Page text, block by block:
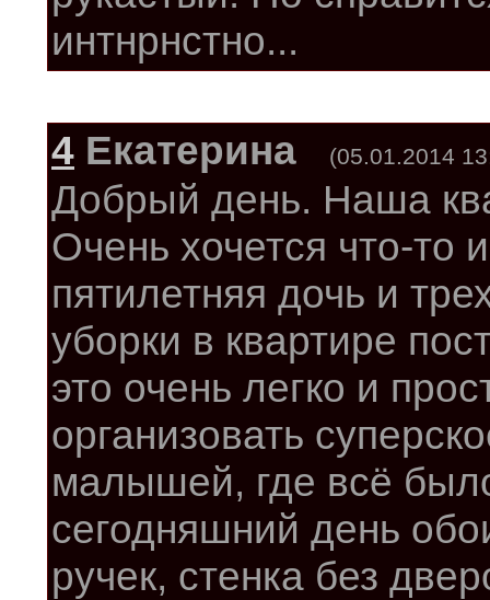
интнрнстно...
4 Екатерина (05.01.2014
Добрый день. Наша
Очень хочется что-то
пятилетняя дочь и
уборки в квартире
это очень легко и
организовать
малышей, где всё
сегодняшний день
ручек, стенка без